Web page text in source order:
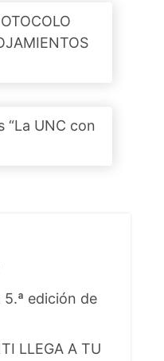
“La UNC con
edición de
LLEGA A TU